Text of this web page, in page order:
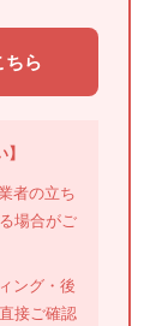
ら
者の立ち
場合がご
ング・後
接ご確認